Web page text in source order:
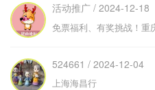
活动推广 / 2024-12-18
免票福利、有奖挑战！重
524661 / 2024-12-04
上海海昌行